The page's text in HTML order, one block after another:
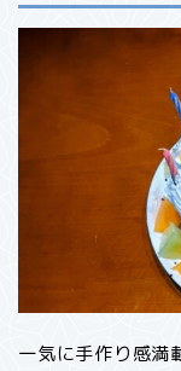
一気に手作り感